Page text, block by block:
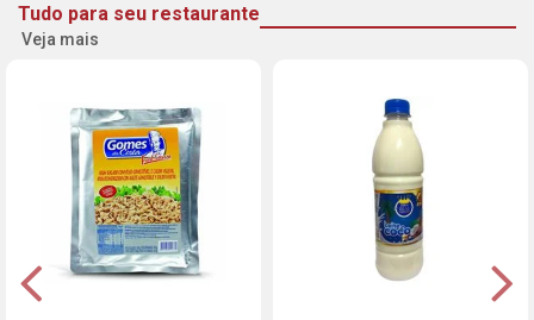
Tudo para seu restaurante
Veja mais